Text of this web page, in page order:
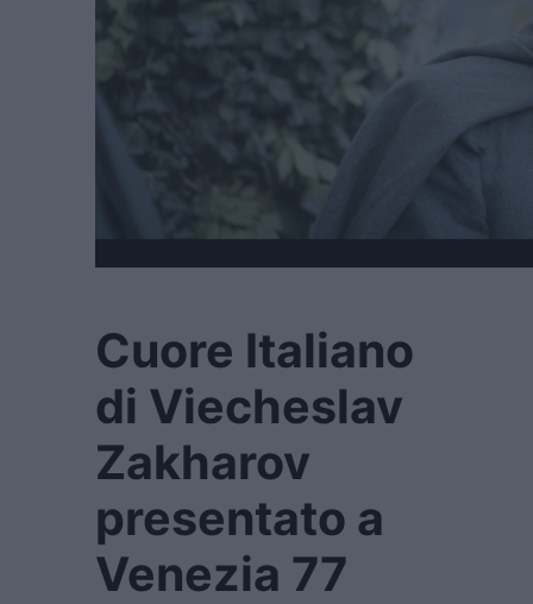
Cuore Italiano
di Viecheslav
Zakharov
presentato a
Venezia 77